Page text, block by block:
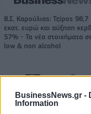
BusinessNews.gr -
Information
Β.Σ. Καρούλιας: Τζίρος 98,7
εκατ. ευρώ και αύξηση
57% - Τα νέα στοιχήματα
low & non alcohol
Η Chery επενδύει 75